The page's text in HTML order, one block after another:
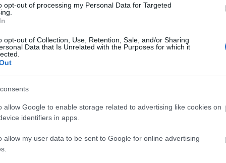
opt-out of processing my Personal Data for Targeted
opt-out of Collection, Use, Retention, Sale, and/or Sharing
Data that Is Unrelated with the Purposes for which it
allow Google to enable storage related to advertising like cookies on
identifiers in apps.
allow my user data to be sent to Google for online advertising
2024.
hét
4
2024.
3
POSZT
2024.
4
POSZT
2024.
hét
5
POSZT
24. hét
POSZT
23. hét
POSZT
2024.
5
2024.
2 3